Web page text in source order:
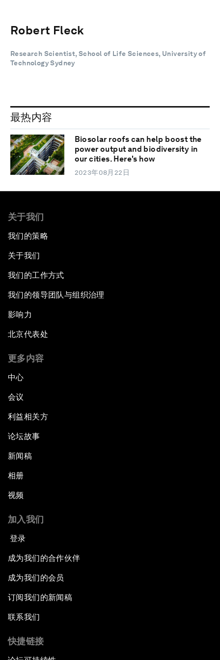
Robert Fleck
Research Scientist, School of Life Sciences, University of
Technology Sydney
最热内容
Biosolar roofs can help boost the
power output and biodiversity in
our cities. Here's how
2023年08月22日
关于我们
我们的策略
关于我们
我们的工作方式
我们的领导团队与组织治理
影响力
北京代表处
更多内容
中心
会议
利益相关方
论坛故事
新闻稿
相册
视频
加入我们
登录
成为我们的合作伙伴
成为我们的会员
订阅我们的新闻稿
联系我们
快捷链接